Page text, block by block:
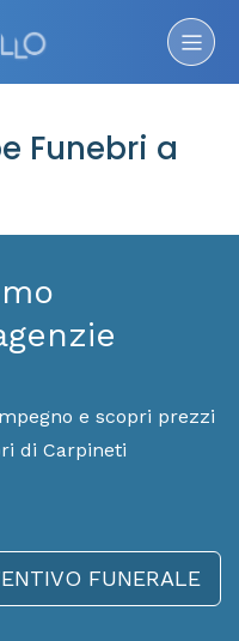
Funebri a
e scopri prezzi
di Carpineti
FUNERALE